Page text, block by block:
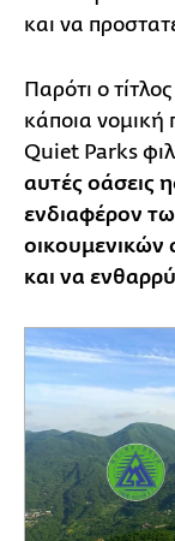
και να
Παρότι ο
κάποια νομική
Quiet Parks
αυτές οάσεις
ενδιαφέρον
οικουμενικών
και να